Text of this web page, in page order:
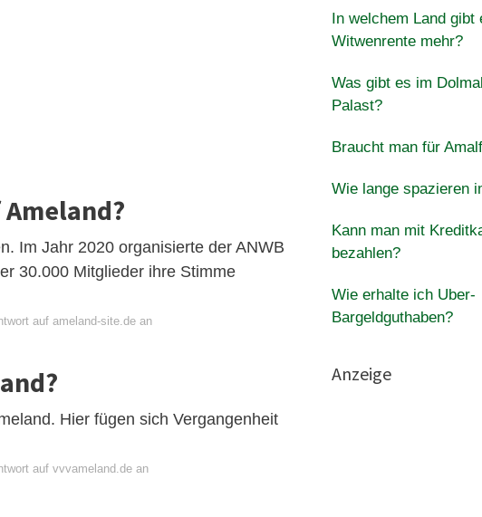
Im Jahr 2020 organisierte der ANWB
30.000 Mitglieder ihre Stimme
auf ameland-site.de an
Hier fügen sich Vergangenheit
auf vvvameland.de an
In welchem Land gibt
Witwenrente mehr?
Was gibt es im
Palast?
Braucht man für
Wie lange spazieren
Kann man mit
bezahlen?
Wie erhalte ich Uber-
Bargeldguthaben?
Anzeige